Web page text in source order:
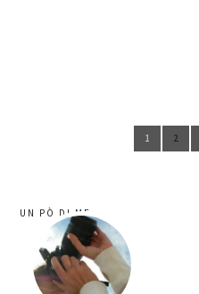
Vai alla
1 2
Pagine
barra
laterale
primaria
UN PÒ DI ME